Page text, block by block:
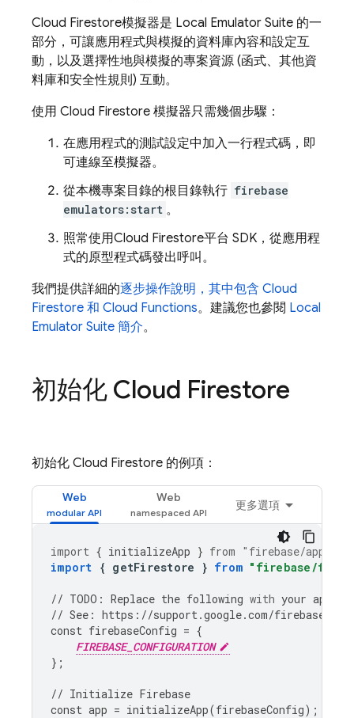
Cloud Firestore模擬器是 Local Emulator Suite 的一
部分，可讓應用程式與模擬的資料庫內容和設定互
動，以及選擇性地與模擬的專案資源 (函式、其他資
料庫和安全性規則) 互動。
使用 Cloud Firestore 模擬器只需幾個步驟：
在應用程式的測試設定中加入一行程式碼，即
可連線至模擬器。
從本機專案目錄的根目錄執行 firebase
emulators:start 。
照常使用Cloud Firestore平台 SDK，從應用程
式的原型程式碼發出呼叫。
我們提供詳細的逐步操作說明，其中包含 Cloud
Firestore 和 Cloud Functions。建議您也參閱 Local
Emulator Suite 簡介。
初始化 Cloud Firestore
初始化 Cloud Firestore 的例項：
Web Web
更多選項
import { initializeApp } from "firebase/app"
import { getFirestore } from "firebase/
// TODO : Replace the following with your app
// See : https : //support.google.com/firebase
const firebaseConfig = {
FIREBASE_CONFIGURATION
};
// Initialize Firebase
const app = initializeApp(firebaseConfig);